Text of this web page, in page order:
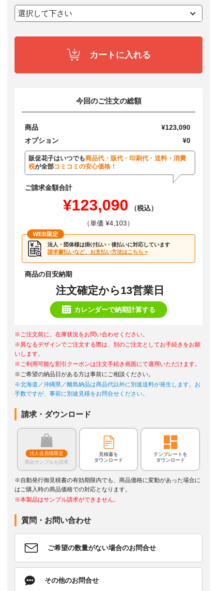
カートに入れる
今回のご注文の総額
商品
¥123,090
オプション
¥0
販促花子はいつでも商品代・版代・印刷代・送料・消費
税が全部コミコミの安心価格！
ご請求金額合計
¥123,090
（税込）
（単価 ¥4,103）
WEB限定
法人・団体様は掛け払い・後払いに対応しています
請求書払いなど、お支払い方法はこちら >
商品の目安納期
注文確定から13営業日
カレンダーで納期計算する
※ご注文前に、在庫状況をお問い合わせください。
※異なるデザインでご注文する際は、別のご注文としてお手続きをお願
いします。
※ご利用可能な割引クーポンは注文手続き画面にて適用いただけます。
※ご希望の納品日がある方は事前にご相談ください。
※北海道／沖縄県／離島納品は商品代以外に別途送料が発生します。お
手数ですが、事前に別途見積をお問合せください。
請求・ダウンロード
法人会員様限定
商品サンプルを請求
見積書を
ダウンロード
テンプレートを
ダウンロード
※自動発行御見積書の有効期限内でも、商品価格に変動があった場合に
はご購入時の商品価格での対応となります。
※本製品はサンプル請求ができません。
質問・お問い合わせ
ご希望の数量がない場合のお問合せ
その他のお問合せ